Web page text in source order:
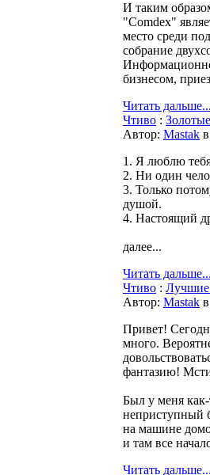
И таким
"Comdex"
место среди
собрание
бизнесом,
Читать дальше...
Чтиво :
Автор: Мastak
1. Я люблю тебя
2. Ни один
3. Только
душой.
4. Настоящий
далее...
Читать дальше...
Чтиво : Лучшие
Автор: Мastak
Привет!
много.
фантазию!
Был у меня
неприступный
на машине
и там все
Читать дальше...